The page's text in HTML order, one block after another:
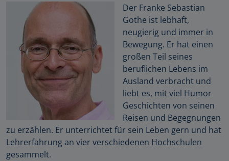
Der Franke Sebastian
Gothe ist lebhaft,
neugierig und immer in
Bewegung. Er hat einen
großen Teil seines
beruflichen Lebens im
Ausland verbracht und
liebt es, mit viel Humor
Geschichten von seinen
Reisen und Begegnungen
zu erzählen. Er unterrichtet für sein Leben gern und hat
Lehrerfahrung an vier verschiedenen Hochschulen
gesammelt.